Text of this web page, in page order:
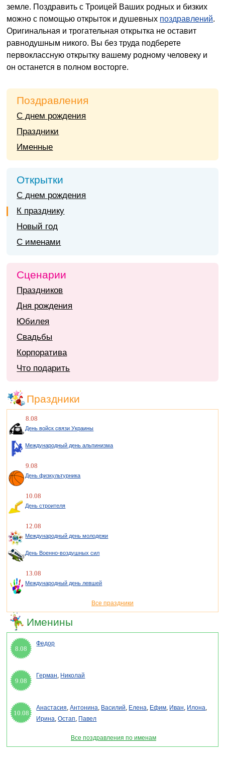
земле. Поздравить с Троицей Ваших родных и бизких
можно с помощью открыток и душевных поздравлений.
Оригинальная и трогательная открытка не оставит
равнодушным никого. Вы без труда подберете
первоклассную открытку вашему родному человеку и
он останется в полном восторге.
Поздравления
С днем рождения
Праздники
Именные
Открытки
С днем рождения
К празднику
Новый год
С именами
Сценарии
Праздников
Дня рождения
Юбилея
Свадьбы
Корпоратива
Что подарить
Праздники
8.08
День войск связи Украины
Международный день альпинизма
9.08
День физкультурника
10.08
День строителя
12.08
Международный день молодежи
День Военно-воздушных сил
13.08
Международный день левшей
Все праздники
Именины
8.08
Федор
9.08
Герман, Николай
10.08
Анастасия,Антонина, Василий, Елена, Ефим, Иван, Илона,
Ирина,Остап, Павел
Все поздравления по именам